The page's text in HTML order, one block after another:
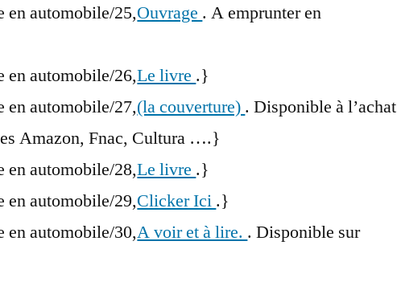
en automobile/25,Ouvrage . A emprunter en
en automobile/26,Le livre .}
en automobile/27,(la couverture) . Disponible à l’achat
Amazon, Fnac, Cultura ….}
en automobile/28,Le livre .}
en automobile/29,Clicker Ici .}
en automobile/30,A voir et à lire. . Disponible sur